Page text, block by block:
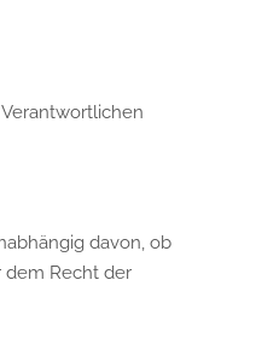
davon, ob
dem Recht der